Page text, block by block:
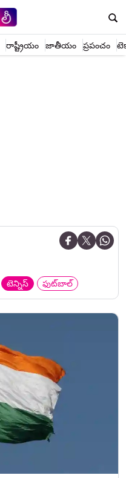
రాష్ట్రీయం జాతీయం ప్రపంచం
టెన్నిస్ ఫుట్‌బాల్